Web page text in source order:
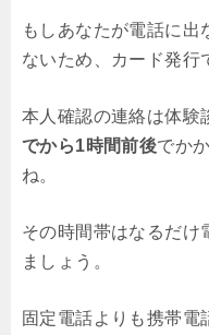
もしあなたが電話に出
ないため、カード発行
本人確認の連絡は体験
でから1時間前後でか
ね。
その時間帯はなるだけ
ましょう。
固定電話よりも携帯電